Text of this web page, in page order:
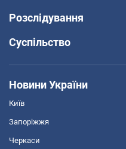
Розслідування
Суспільство
Новини України
Київ
Запоріжжя
Черкаси